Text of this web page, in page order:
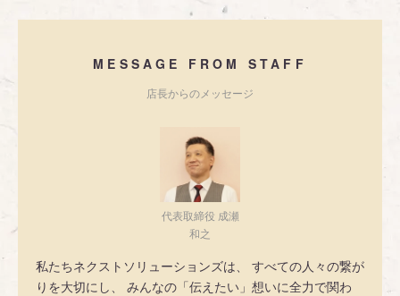
MESSAGE FROM STAFF
店長からのメッセージ
代表取締役 成瀬
和之
私たちネクストソリューションズは、 すべての人々の繋が
りを大切にし、 みんなの「伝えたい」想いに全力で関わ